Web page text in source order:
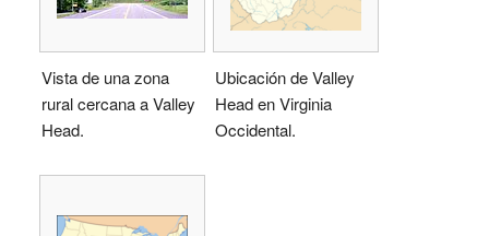
Vista de una zona
rural cercana a Valley
Head.
Ubicación de Valley
Head en Virginia
Occidental.